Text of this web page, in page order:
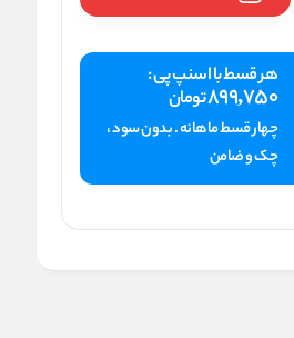
هر قسط با اسنپ پی :
899,750تومان
چهار قسط ماهانه . بدون سود ،
چک و ضامن